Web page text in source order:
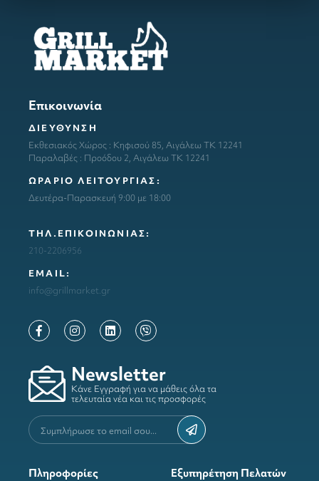
Επικοινωνία
ΔΙΕΥΘΥΝΣΗ
Εκθεσιακός Χώρος : Κηφισού 85, Αιγάλεω ΤΚ 12241
Παραλαβές : Προόδου 2, Αιγάλεω ΤΚ 12241
ΩΡΑΡΙΟ ΛΕΙΤΟΥΡΓΙΑΣ:
Δευτέρα-Παρασκευή 9:00 με 18:00
ΤΗΛ.ΕΠΙΚΟΙΝΩΝΙΑΣ:
210-2206956
ΕΜΑΙL:
info@grillmarket.gr
Newsletter
Κάνε Εγγραφή για να μάθεις όλα τα
τελευταία νέα και τις προσφορές
Πληροφορίες Εξυπηρέτηση Πελατών